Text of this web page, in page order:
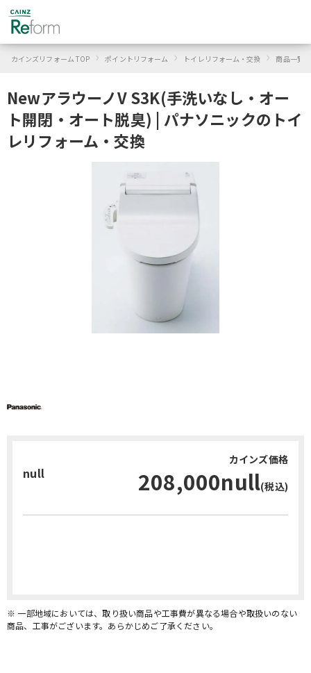
カインズリフォーム TOP › ポイントリフォーム › トイレリフォーム・交換 › 商品一覧
NewアラウーノV S3K(手洗いなし・オー
ト開閉・オート脱臭) | パナソニックのトイ
レリフォーム・交換
null
カインズ価格
208,000null(税込)
※ 一部地域においては、取り扱い商品や工事費が異なる場合や取扱いのない
商品、工事がございます。あらかじめご了承ください。